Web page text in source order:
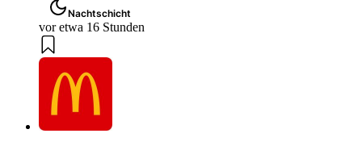
Nachtschicht
vor etwa 16 Stunden